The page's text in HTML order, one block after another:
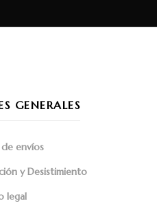
GENERALES
envíos
y Desistimiento
legal